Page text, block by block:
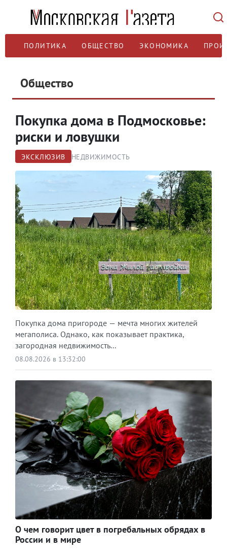
ПОЛИТИКА ОБЩЕСТВО ЭКОНОМИКА
Общество
Покупка дома в Подмосковье:
риски и ловушки
ЭКСКЛЮЗИВ НЕДВИЖИМОСТЬ
Покупка дома пригороде — мечта многих жителей
мегаполиса. Однако, как показывает практика,
загородная недвижимость...
08.08.2026 в 13:32:00
О чем говорит цвет в погребальных обрядах в
России и в мире